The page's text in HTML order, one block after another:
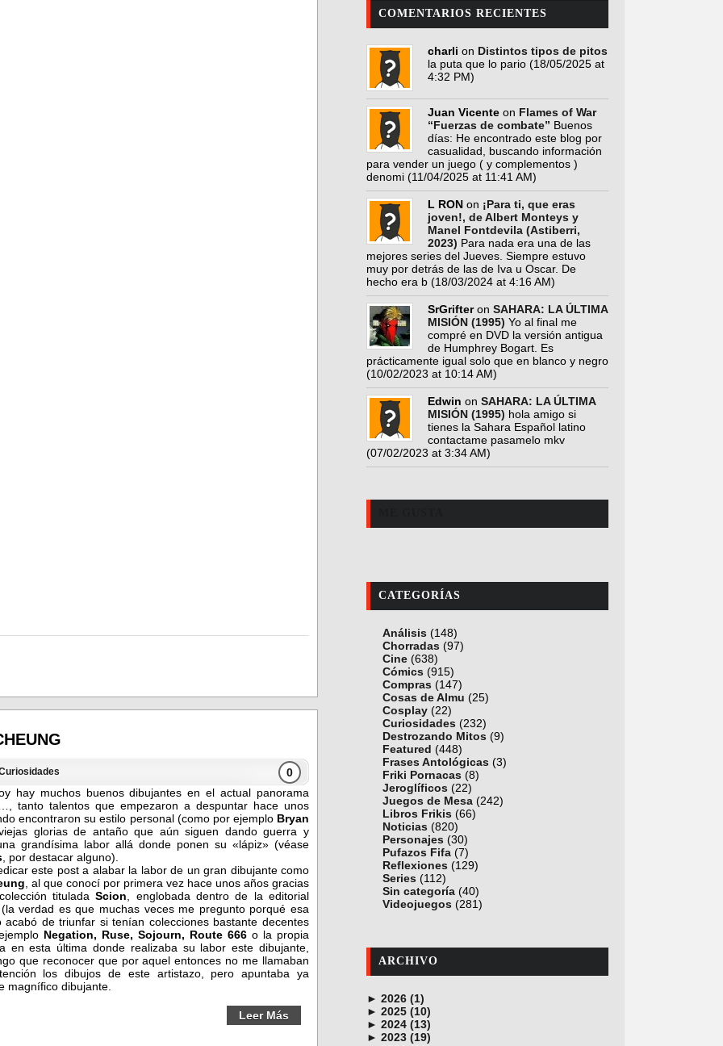
0
hay muchos buenos dibujantes en el actual panorama
tanto talentos que empezaron a despuntar hace unos
encontraron su estilo personal (como por ejemplo Bryan
glorias de antaño que aún siguen dando guerra y
grandísima labor allá donde ponen su «lápiz» (véase
, por destacar alguno).
este post a alabar la labor de un gran dibujante como
, al que conocí por primera vez hace unos años gracias
tituladaScion, englobada dentro de la editorial
(la verdad es que muchas veces me pregunto porqué esa
acabó de triunfar si tenían colecciones bastante decentes
Negation, Ruse, Sojourn, Route 666 o la propia
en esta última donde realizaba su labor este dibujante,
que reconocer que por aquel entonces no me llamaban
los dibujos de este artistazo, pero apuntaba ya
magnífico dibujante.
Leer Más
COMENTARIOS RECIENTES
charli on Distintos tipos de pitos
la puta que lo pario (18/05/2025 at
4:32 PM)
Juan Vicente on Flames of War
“Fuerzas de combate” Buenos
días: He encontrado este blog por
casualidad, buscando información
para vender un juego ( y complementos )
denomi (11/04/2025 at 11:41 AM)
L RON on ¡Para ti, que eras
joven!, de Albert Monteys y
Manel Fontdevila (Astiberri,
2023) Para nada era una de las
mejores series del Jueves. Siempre estuvo
muy por detrás de las de Iva u Oscar. De
hecho era b (18/03/2024 at 4:16 AM)
SrGrifteron SAHARA: LA ÚLTIMA
MISIÓN (1995) Yo al final me
compré en DVD la versión antigua
de Humphrey Bogart. Es
prácticamente igual solo que en blanco y negro
(10/02/2023 at 10:14 AM)
Edwin on SAHARA: LA ÚLTIMA
MISIÓN (1995) hola amigo si
tienes la Sahara Español latino
contactame pasamelo mkv
(07/02/2023 at 3:34 AM)
CATEGORÍAS
Análisis (148)
Chorradas (97)
Cine (638)
Cómics (915)
Compras (147)
Cosas de Almu (25)
Cosplay (22)
Curiosidades (232)
Destrozando Mitos (9)
Featured (448)
Frases Antológicas (3)
Friki Pornacas (8)
Jeroglíficos (22)
Juegos de Mesa (242)
Libros Frikis (66)
Noticias (820)
Personajes (30)
Pufazos Fifa (7)
Reflexiones (129)
Series (112)
Sin categoría (40)
Videojuegos (281)
ARCHIVO
► 2026 (1)
junio (1)
► 2025 (10)
noviembre (1)
octubre (1)
► 2024 (13)
diciembre (4)
► 2023 (19)